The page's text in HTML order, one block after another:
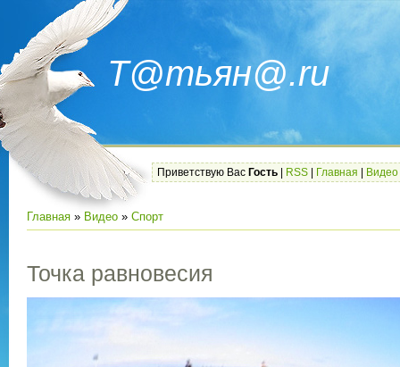
Т@тьян@.ru
Приветствую Вас Гость RSS Главная Видео
Главная » Видео » Спорт
Точка равновесия